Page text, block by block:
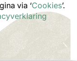
via ‘Cookies’.